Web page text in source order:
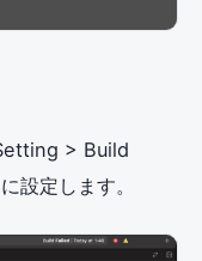
> Build
定します。